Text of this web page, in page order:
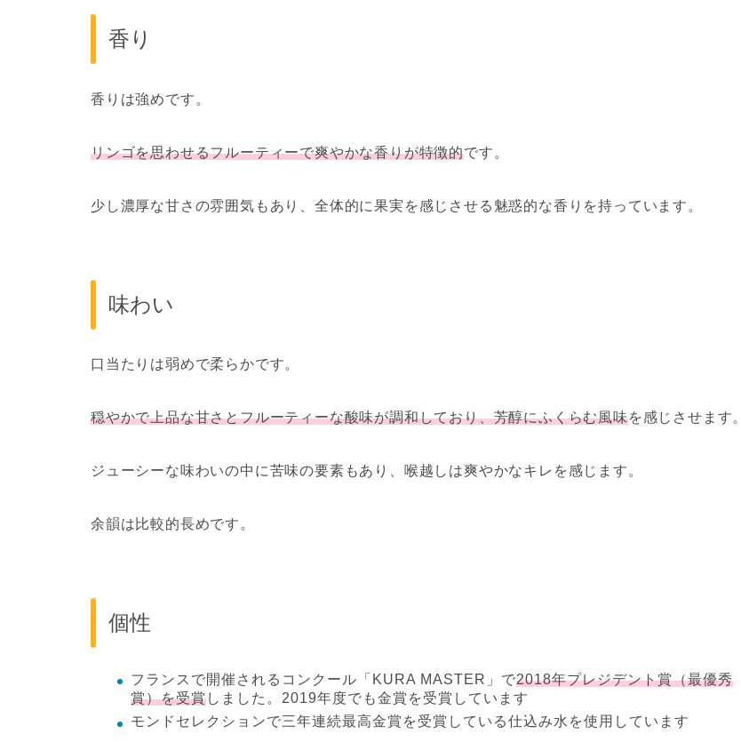
香り
香りは強めです。
リンゴを思わせるフルーティーで爽やかな香りが特徴的です。
少し濃厚な甘さの雰囲気もあり、全体的に果実を感じさせる魅惑的な香りを持っています。
味わい
口当たりは弱めで柔らかです。
穏やかで上品な甘さとフルーティーな酸味が調和しており、芳醇にふくらむ風味を感じさせます。
ジューシーな味わいの中に苦味の要素もあり、喉越しは爽やかなキレを感じます。
余韻は比較的長めです。
個性
フランスで開催されるコンクール「KURA MASTER」で2018年プレジデント賞（最優秀
賞）を受賞しました。2019年度でも金賞を受賞しています
モンドセレクションで三年連続最高金賞を受賞している仕込み水を使用しています